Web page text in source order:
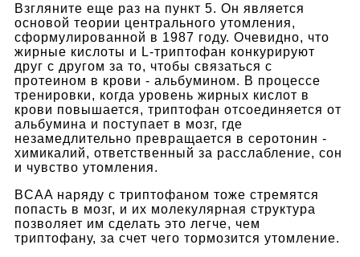
Взгляните еще раз на пункт 5. Он является
основой теории центрального утомления,
сформулированной в 1987 году. Очевидно, что
жирные кислоты и L-триптофан конкурируют
друг с другом за то, чтобы связаться с
протеином в крови - альбумином. В процессе
тренировки, когда уровень жирных кислот в
крови повышается, триптофан отсоединяется от
альбумина и поступает в мозг, где
незамедлительно превращается в серотонин -
химикалий, ответственный за расслабление, сон
и чувство утомления.
BCAA наряду с триптофаном тоже стремятся
попасть в мозг, и их молекулярная структура
позволяет им сделать это легче, чем
триптофану, за счет чего тормозится утомление.